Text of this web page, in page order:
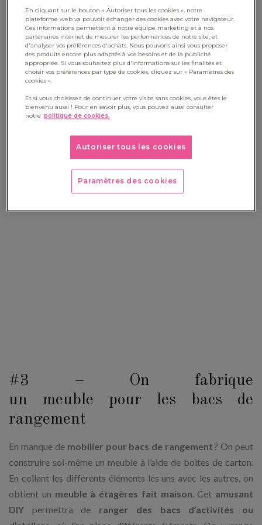
Si on manque de tiroirs compartimentés, voilà une idée
amusante pour ranger crayons et stylos : des bouteilles en
plastiques. On choisit de préférence des
bouteilles présentant des côtés plats, pour qu’elles ne roulent
pas une fois posées à l’horizontal. On découpe
soigneusement le dessus de chaque bouteille à l’aide d’un
cutter. Attention car les bords sont alors potentiellement
pour plus de sécurité.
#3 – On fabrique
un meuble pour les bacs de
rangement
En manque de mobilier pour bacs de rangement? On peut
construire soi-même un meuble à l’aide de boites de carton.
En collant les différents éléments les uns avec les autres, on
obtient un meuble à étagères fait maison. Cet amusant
DIY permettra de ranger des bacs d’activités ou
En cliquant sur le bouton « Autoriser tous les cookies », notre
plateforme web va pouvoir échanger des cookies avec votre navigateur.
Ces informations permettent à notre équipe marketing et à nos
partenaires internet de mesurer les performances de notre site, et
d'analyser vos préférences d'achats. Nous pouvons ainsi vous proposer
des produits encore plus adaptés à vos besoins et de la publicité
appropriée. Si vous souhaitez plus d'informations sur les finalités et
choisir vos préférences par type de cookies, cliquez sur « Paramètres des
cookies ».
Et si vous choisissez de continuer votre visite sans cookies, vous êtes le
bienvenu aussi ! Pour en savoir plus, vous pouvez aussi consulter
notre politique de cookies.
Autoriser tous les cookies
Paramètres des cookies